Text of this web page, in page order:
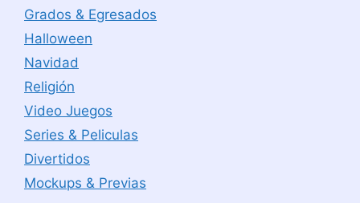
Grados & Egresados
Halloween
Navidad
Religión
Video Juegos
Series & Peliculas
Divertidos
Mockups & Previas